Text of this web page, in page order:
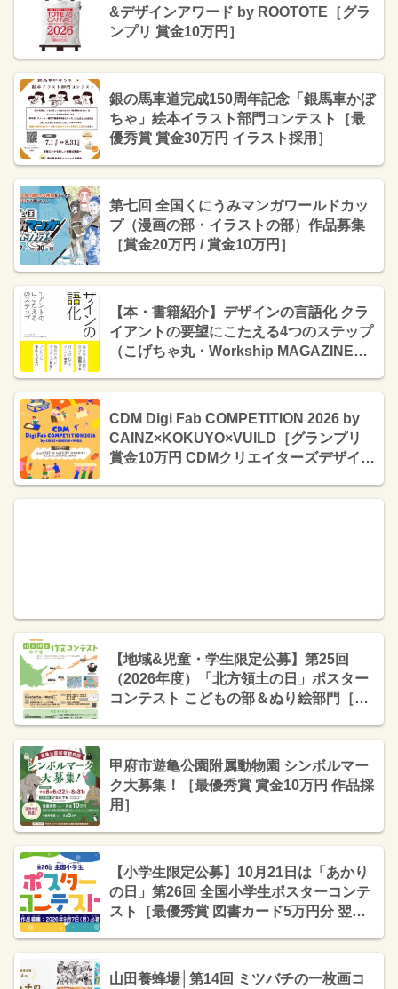
&デザインアワード by ROOTOTE［グラ
ンプリ 賞金10万円］
銀の馬車道完成150周年記念「銀馬車かぼ
ちゃ」絵本イラスト部門コンテスト［最
優秀賞 賞金30万円 イラスト採用］
第七回 全国くにうみマンガワールドカッ
プ（漫画の部・イラストの部）作品募集
［賞金20万円 / 賞金10万円］
【本・書籍紹介】デザインの言語化 クラ
イアントの要望にこたえる4つのステップ
（こげちゃ丸・Workship MAGAZINE・
CDM Digi Fab COMPETITION 2026 by
CAINZ×KOKUYO×VUILD［グランプリ
賞金10万円 CDMクリエイターズデザイン
【地域&児童・学生限定公募】第25回
（2026年度）「北方領土の日」ポスター
コンテスト こどもの部＆ぬり絵部門［こ
カード］
甲府市遊亀公園附属動物園 シンボルマー
ク大募集！［最優秀賞 賞金10万円 作品採
用］
【小学生限定公募】10月21日は「あかり
の日」第26回 全国小学生ポスターコンテ
スト［最優秀賞 図書カード5万円分 翌年
山田養蜂場│第14回 ミツバチの一枚画コ